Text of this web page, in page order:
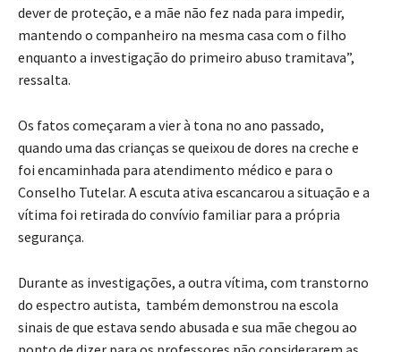
dever de proteção, e a mãe não fez nada para impedir,
mantendo o companheiro na mesma casa com o filho
enquanto a investigação do primeiro abuso tramitava”,
ressalta.
Os fatos começaram a vier à tona no ano passado,
quando uma das crianças se queixou de dores na creche e
foi encaminhada para atendimento médico e para o
Conselho Tutelar. A escuta ativa escancarou a situação e a
vítima foi retirada do convívio familiar para a própria
segurança.
Durante as investigações, a outra vítima, com transtorno
do espectro autista, também demonstrou na escola
sinais de que estava sendo abusada e sua mãe chegou ao